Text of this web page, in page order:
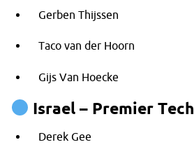
Gerben Thijssen
Taco van der Hoorn
Gijs Van Hoecke
Israel – Premier Tech
Derek Gee